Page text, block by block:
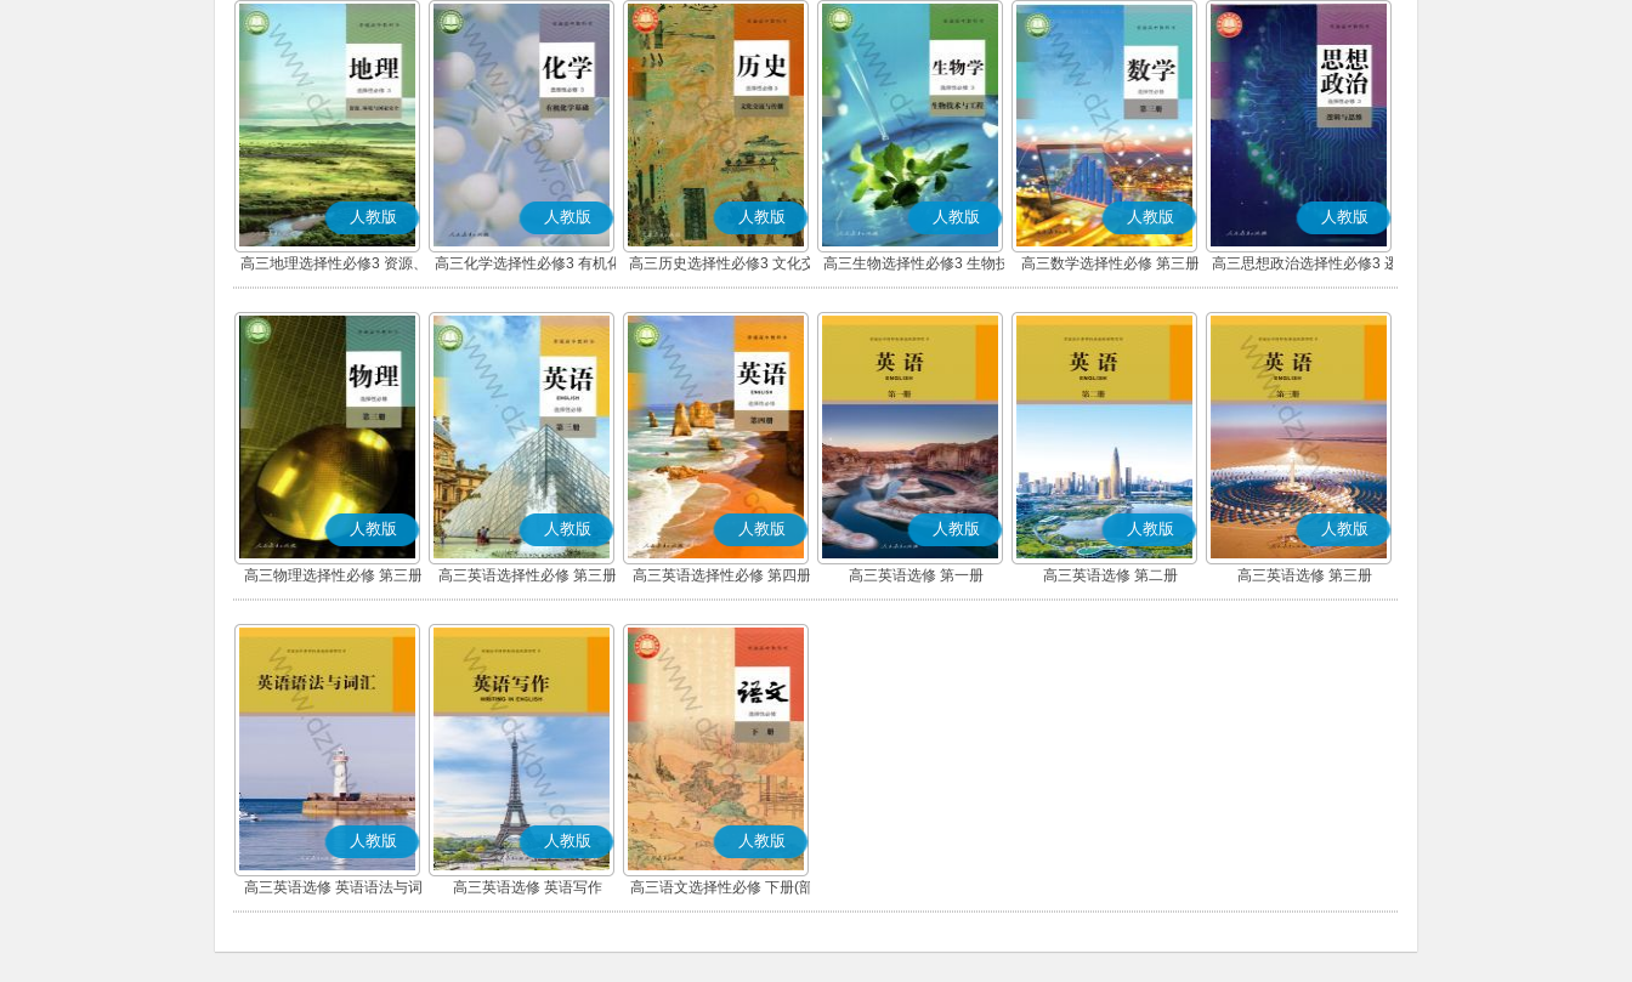
人教版
高三地理选择性必修3 资源、
环境与国家安全
人教版
高三化学选择性必修3 有机化
学基础
人教版
高三历史选择性必修3 文化交
流与传播(部编版)
人教版
高三生物选择性必修3 生物技
术与工程
人教版
高三数学选择性必修 第三册
(A版)
人教版
高三思想政治选择性必修3 逻
辑与思维(部编版)
人教版
高三物理选择性必修 第三册
人教版
高三英语选择性必修 第三册
人教版
高三英语选择性必修 第四册
人教版
高三英语选修 第一册
人教版
高三英语选修 第二册
人教版
高三英语选修 第三册
人教版
高三英语选修 英语语法与词
汇
人教版
高三英语选修 英语写作
人教版
高三语文选择性必修 下册(部
编版)